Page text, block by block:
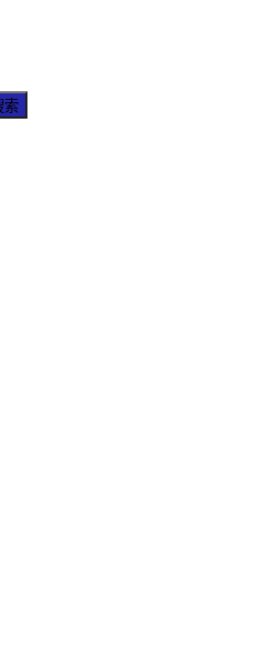
索